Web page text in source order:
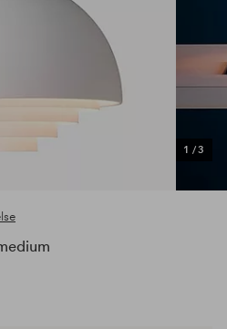
1 /3